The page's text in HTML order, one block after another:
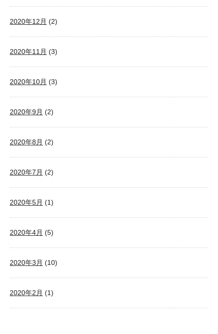
2020年12月 (2)
2020年11月 (3)
2020年10月 (3)
2020年9月 (2)
2020年8月 (2)
2020年7月 (2)
2020年5月 (1)
2020年4月 (5)
2020年3月 (10)
2020年2月 (1)